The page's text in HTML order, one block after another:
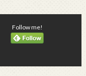
Follow me!